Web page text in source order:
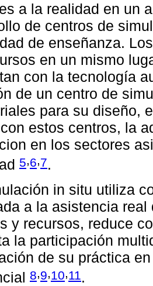
a la realidad en un
de centros de
de enseñanza.
en un mismo
con la tecnología
de un centro de
para su diseño,
estos centros, la
en los sectores
5,6,7.
in situ utiliza
a la asistencia
y recursos, reduce
la participación
de su práctica
8,9,10,11 .